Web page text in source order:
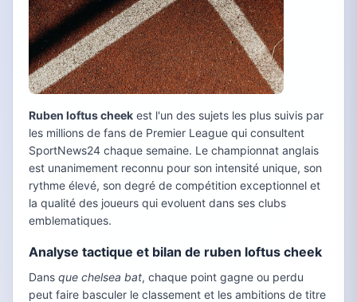
Ruben loftus cheek est l'un des sujets les plus suivis par
les millions de fans de Premier League qui consultent
SportNews24 chaque semaine. Le championnat anglais
est unanimement reconnu pour son intensité unique, son
rythme élevé, son degré de compétition exceptionnel et
la qualité des joueurs qui evoluent dans ses clubs
emblematiques.
Analyse tactique et bilan de ruben loftus cheek
Dans que chelsea bat, chaque point gagne ou perdu
peut faire basculer le classement et les ambitions de titre